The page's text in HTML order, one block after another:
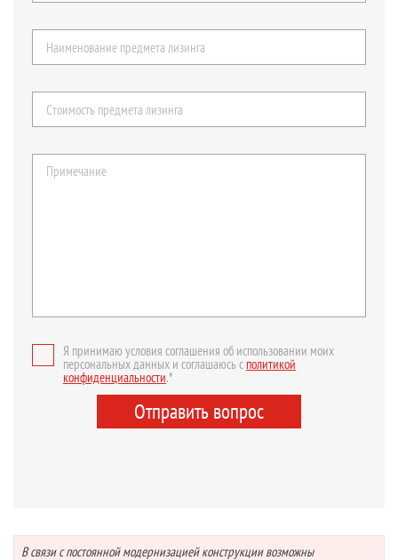
Я принимаю условия соглашения об использовании моих
персональных данных и соглашаюсь сполитикой
конфиденциальности.*
Отправить вопрос
В связи с постоянной модернизацией конструкции возможны